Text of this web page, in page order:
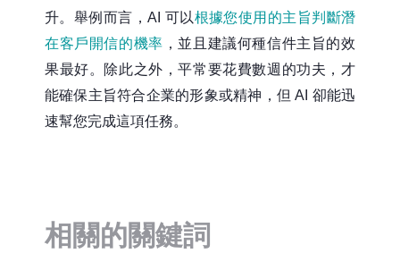
升。舉例而言，AI 可以根據您使用的主旨判斷潛
在客戶開信的機率 ，並且建議何種信件主旨的效
果最好。除此之外，平常要花費數週的功夫，才
能確保主旨符合企業的形象或精神，但 AI 卻能迅
速幫您完成這項任務。
相關的關鍵詞